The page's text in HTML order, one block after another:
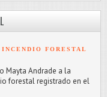
FORESTAL
Mayta Andrade a la
forestal registrado en el